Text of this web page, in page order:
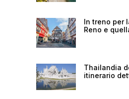
In treno per
Reno e
Thailandia
itinerario